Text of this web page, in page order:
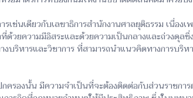
นเดียวกับเลขาธิการสำนักงานศาลยุติธรรม เนื่องเพ
ด้วยความมีอิสระและด้วยความเป็นกลางและถ่วงดุลซึ่
ริหารและวิชาการ ที่สามารถนำแนวคิดทางการบริห
รองนั้น มีความจำเป็นที่จะต้องติดต่อกับส่วนราชการ